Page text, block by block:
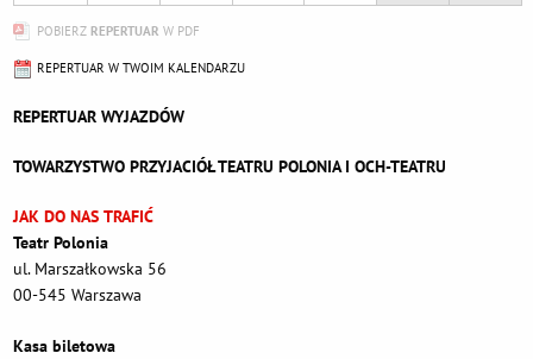
POBIERZ REPERTUAR W PDF
REPERTUAR W TWOIM KALENDARZU
REPERTUAR WYJAZDÓW
TOWARZYSTWO PRZYJACIÓŁ TEATRU POLONIA I OCH-TEATRU
JAK DO NAS TRAFIĆ
Teatr Polonia
ul. Marszałkowska 56
00-545 Warszawa
Kasa biletowa